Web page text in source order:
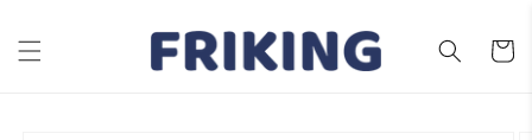
al contenido
Carrito